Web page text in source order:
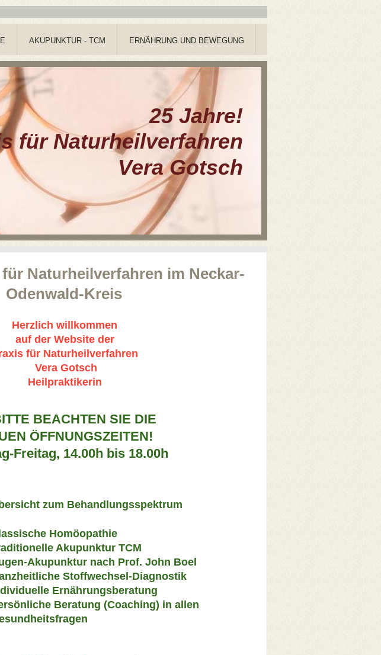
AKUPUNKTUR - TCM ERNÄHRUNG UND BEWEGUNG
25 Jahre!
für Naturheilverfahren
Vera Gotsch
Naturheilverfahren im Neckar-
Odenwald-Kreis
Herzlich willkommen
auf der Website der
für Naturheilverfahren
Vera Gotsch
Heilpraktikerin
BEACHTEN SIE DIE
ÖFFNUNGSZEITEN!
Freitag, 14.00h bis 18.00h
zum Behandlungsspektrum
Homöopathie
Akupunktur TCM
Akupunktur nach Prof. John Boel
Stoffwechsel-Diagnostik
Ernährungsberatung
Beratung (Coaching) in allen